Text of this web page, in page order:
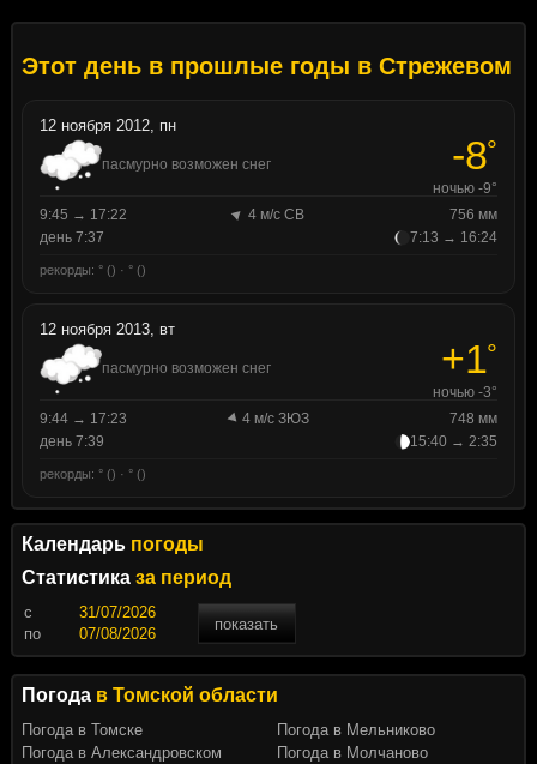
Этот день в прошлые годы в Стрежевом
12 ноября 2012, пн
пасмурно возможен снег -8°
ночью -9°
9:45 → 17:22
4 м/с СВ
756 мм
день 7:37
7:13 → 16:24
рекорды: ° () · ° ()
12 ноября 2013, вт
пасмурно возможен снег +1°
ночью -3°
9:44 → 17:23
4 м/с ЗЮЗ
748 мм
день 7:39
15:40 → 2:35
рекорды: ° () · ° ()
Календарь погоды
Статистика за период
c
показать
по
Погода в Томской области
Погода в Томске
Погода в Александровском
Погода в Мельниково
Погода в Молчаново